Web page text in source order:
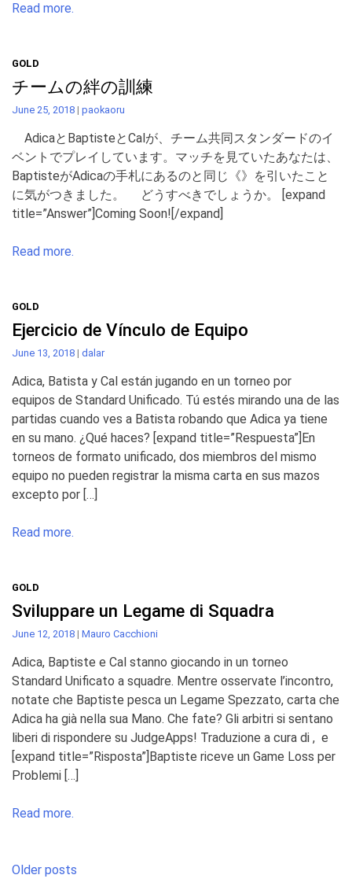
Read more.
GOLD
チームの絆の訓練
June 25, 2018 | paokaoru
AdicaとBaptisteとCalが、チーム共同スタンダードのイ
ベントでプレイしています。マッチを見ていたあなたは、
BaptisteがAdicaの手札にあるのと同じ《》を引いたこと
に気がつきました。 どうすべきでしょうか。 [expand
title=”Answer”]Coming Soon![/expand]
Read more.
GOLD
Ejercicio de Vínculo de Equipo
June 13, 2018 | dalar
Adica, Batista y Cal están jugando en un torneo por
equipos de Standard Unificado. Tú estés mirando una de las
partidas cuando ves a Batista robando que Adica ya tiene
en su mano. ¿Qué haces? [expand title=”Respuesta”]En
torneos de formato unificado, dos miembros del mismo
equipo no pueden registrar la misma carta en sus mazos
excepto por […]
Read more.
GOLD
Sviluppare un Legame di Squadra
June 12, 2018 | Mauro Cacchioni
Adica, Baptiste e Cal stanno giocando in un torneo
Standard Unificato a squadre. Mentre osservate l’incontro,
notate che Baptiste pesca un Legame Spezzato, carta che
Adica ha già nella sua Mano. Che fate? Gli arbitri si sentano
liberi di rispondere su JudgeApps! Traduzione a cura di , e
[expand title=”Risposta”]Baptiste riceve un Game Loss per
Problemi […]
Read more.
Posts
Older posts